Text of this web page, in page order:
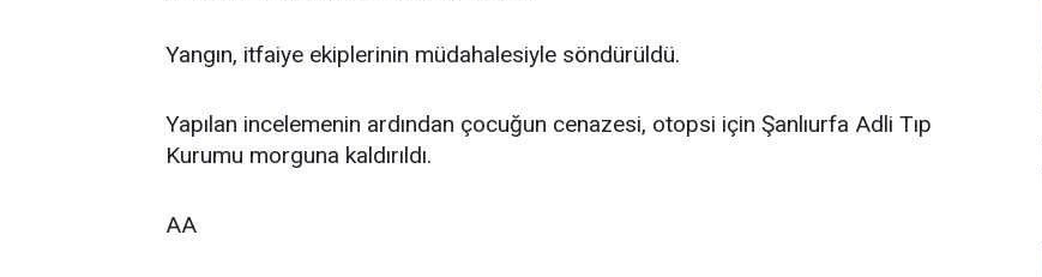
Yangın, itfaiye ekiplerinin müdahalesiyle söndürüldü.
Yapılan incelemenin ardından çocuğun cenazesi, otopsi için Şanlıurfa Adli Tıp
Kurumu morguna kaldırıldı.
AA